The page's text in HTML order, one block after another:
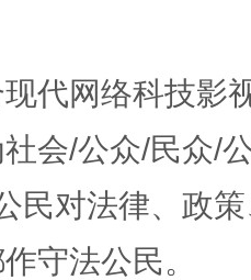
代网络科技影
会/公众/民众/
民对法律、政
守法公民。